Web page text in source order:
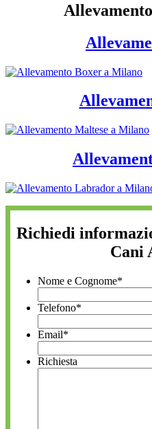
Richiedi
Cani
Nome e Cognome*
Telefono*
Email*
Richiesta